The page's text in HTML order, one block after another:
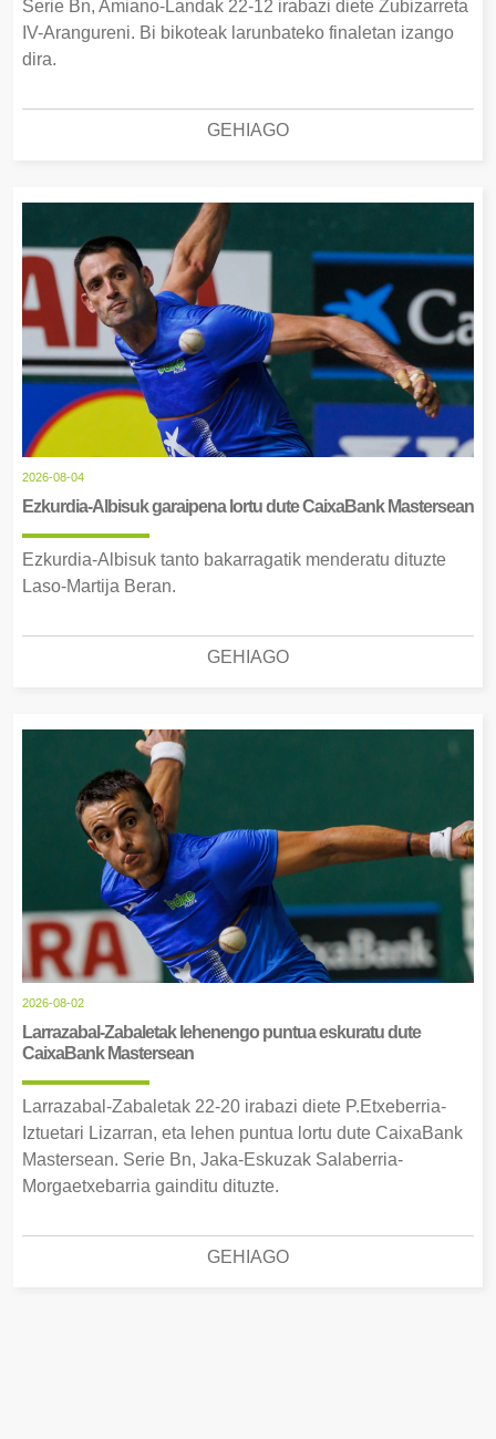
Serie Bn, Amiano-Landak 22-12 irabazi diete Zubizarreta
IV-Arangureni. Bi bikoteak larunbateko finaletan izango
dira.
GEHIAGO
2026-08-04
Ezkurdia-Albisuk garaipena lortu dute CaixaBank Mastersean
Ezkurdia-Albisuk tanto bakarragatik menderatu dituzte
Laso-Martija Beran.
GEHIAGO
2026-08-02
Larrazabal-Zabaletak lehenengo puntua eskuratu dute
CaixaBank Mastersean
Larrazabal-Zabaletak 22-20 irabazi diete P.Etxeberria-
Iztuetari Lizarran, eta lehen puntua lortu dute CaixaBank
Mastersean. Serie Bn, Jaka-Eskuzak Salaberria-
Morgaetxebarria gainditu dituzte.
GEHIAGO